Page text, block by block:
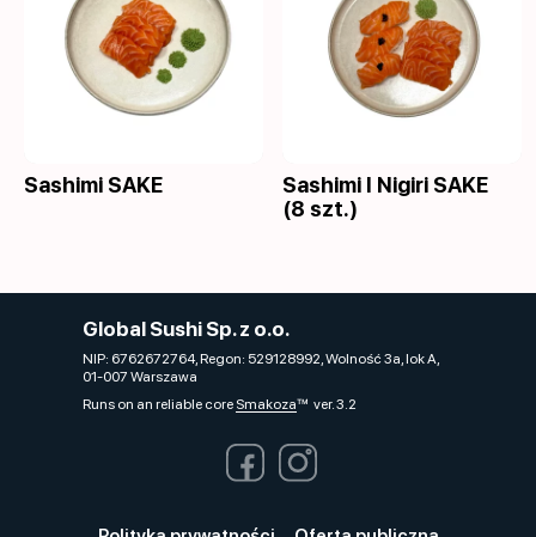
Sashimi SAKE
Sashimi I Nigiri SAKE
(8 szt.)
Global Sushi Sp. z o.o.
NIP: 6762672764, Regon: 529128992, Wolność 3a, lok A,
01-007 Warszawa
Runs on an reliable core Smakozaver. 3.2